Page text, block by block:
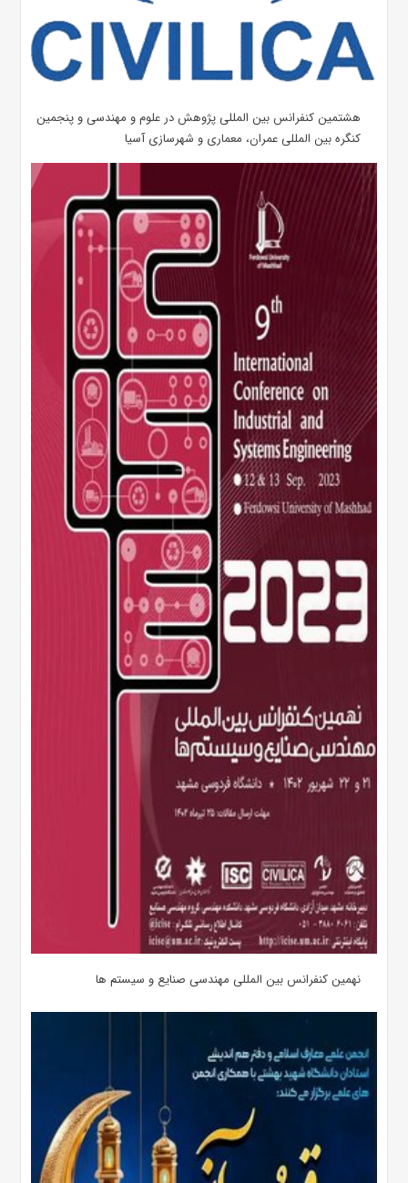
هشتمین کنفرانس بین المللی پژوهش در علوم و مهندسی و پنجمین
کنگره بین المللی عمران، معماری و شهرسازی آسیا
نهمین کنفرانس بین المللی مهندسی صنایع و سیستم­ ها